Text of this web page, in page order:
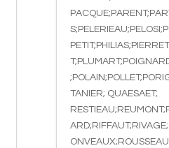
TANIER; QUAESAET;